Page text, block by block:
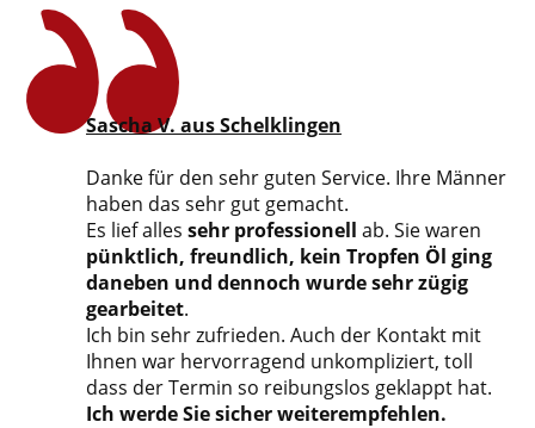
Sascha V. aus Schelklingen
Danke für den sehr guten Service. Ihre Männer
haben das sehr gut gemacht.
Es lief alles sehr professionell ab. Sie waren
pünktlich, freundlich, kein Tropfen Öl ging
daneben und dennoch wurde sehr zügig
gearbeitet.
Ich bin sehr zufrieden. Auch der Kontakt mit
Ihnen war hervorragend unkompliziert, toll
dass der Termin so reibungslos geklappt hat.
Ich werde Sie sicher weiterempfehlen.